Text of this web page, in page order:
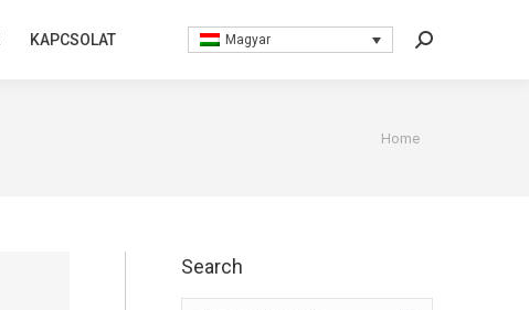
KAPCSOLAT Magyar Search:
You are here:
Home
Search
KAPCSOLAT Magyar Search: